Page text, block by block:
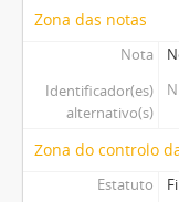
Zona das notas
Nota
Identificador(es)
alternativo(s)
Zona do controlo
Estatuto